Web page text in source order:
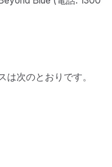
は次のとおりです。